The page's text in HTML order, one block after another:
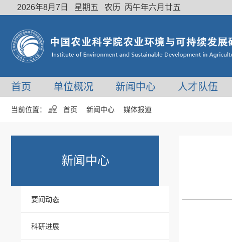
2026年8月7日 星期五 农历 丙午年六月廿五
首页 单位概况 新闻中心 人才队伍
当前位置： 首页 新闻中心 媒体报道
新闻中心
要闻动态
科研进展